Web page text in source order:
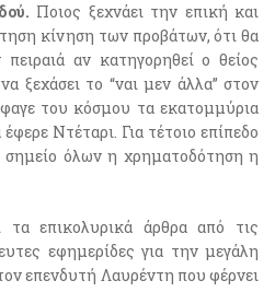
Ποιος ξεχνάει την επική και
κίνηση των προβάτων, ότι θα
αν κατηγορηθεί ο θείος
ξεχάσει το “ναι μεν άλλα” στον
του κόσμου τα εκατομμύρια
Ντέταρι. Για τέτοιο επίπεδο
σημείο όλων η χρηματοδότηση η
τα επικολυρικά άρθρα από τις
εφημερίδες για την μεγάλη
επενδυτή Λαυρέντη που φέρνει